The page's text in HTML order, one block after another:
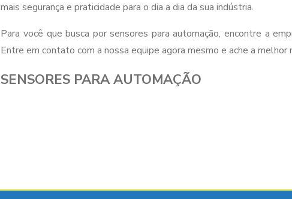
mais segurança e praticidade para o dia a dia da sua indústria.
Para você que busca por sensores para automação, encontre a
Entre em contato com a nossa equipe agora mesmo e ache a melhor
SENSORES PARA AUTOMAÇÃO